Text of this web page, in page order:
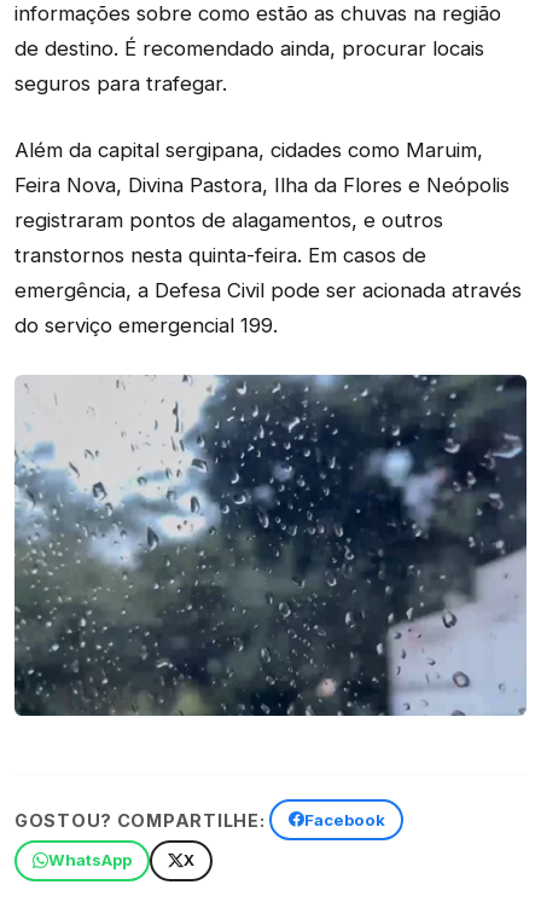
informações sobre como estão as chuvas na região
de destino. É recomendado ainda, procurar locais
seguros para trafegar.
Além da capital sergipana, cidades como Maruim,
Feira Nova, Divina Pastora, Ilha da Flores e Neópolis
registraram pontos de alagamentos, e outros
transtornos nesta quinta-feira. Em casos de
emergência, a Defesa Civil pode ser acionada através
do serviço emergencial 199.
GOSTOU? COMPARTILHE: Facebook
WhatsApp X